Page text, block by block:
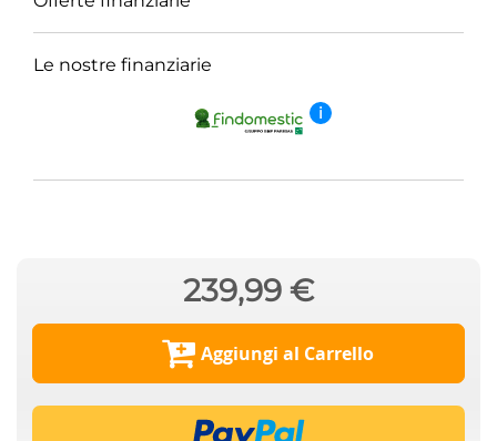
239,99 €
Aggiungi al Carrello
Le nostre finanziarie
i